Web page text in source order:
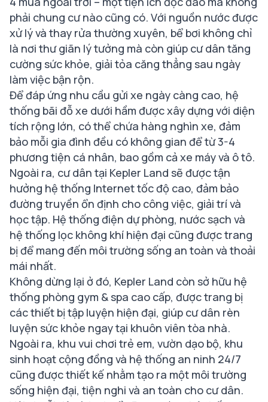
phải chung cư nào cũng có. Với nguồn nước được
xử lý và thay rửa thường xuyên, bể bơi không chỉ
là nơi thư giãn lý tưởng mà còn giúp cư dân tăng
cường sức khỏe, giải tỏa căng thẳng sau ngày
làm việc bận rộn.
Để đáp ứng nhu cầu gửi xe ngày càng cao, hệ
thống bãi đỗ xe dưới hầm được xây dựng với diện
tích rộng lớn, có thể chứa hàng nghìn xe, đảm
bảo mỗi gia đình đều có không gian để từ 3-4
phương tiện cá nhân, bao gồm cả xe máy và ô tô.
Ngoài ra, cư dân tại Kepler Land sẽ được tận
hưởng hệ thống Internet tốc độ cao, đảm bảo
đường truyền ổn định cho công việc, giải trí và
học tập. Hệ thống điện dự phòng, nước sạch và
hệ thống lọc không khí hiện đại cũng được trang
bị để mang đến môi trường sống an toàn và thoải
mái nhất.
Không dừng lại ở đó, Kepler Land còn sở hữu hệ
thống phòng gym & spa cao cấp, được trang bị
các thiết bị tập luyện hiện đại, giúp cư dân rèn
luyện sức khỏe ngay tại khuôn viên tòa nhà.
Ngoài ra, khu vui chơi trẻ em, vườn dạo bộ, khu
sinh hoạt cộng đồng và hệ thống an ninh 24/7
cũng được thiết kế nhằm tạo ra một môi trường
sống hiện đại, tiện nghi và an toàn cho cư dân.